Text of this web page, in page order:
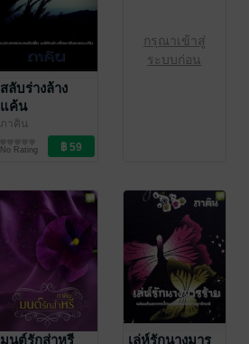
สลับร่างล้าง
แค้น
ภาคิน
นิยายแฟนตาซี
No Rating
กรุณาเข้าสู่
ระบบก่อน
มนต์รักส่าหรี
เล่ห์รักนางมาร